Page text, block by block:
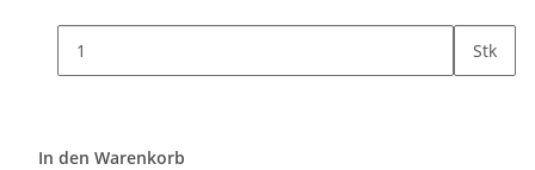
Stk
In den Warenkorb